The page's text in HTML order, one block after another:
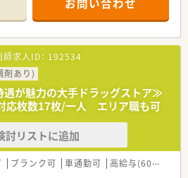
よりますが、経験の少ない方でも500万前
水準！
、豊富な社内研修や外部組織と連携した研
だからこそ活躍できるキャリアパスが多
ます。
アマネジャーや営業部長等のマネジメン
ます。
性を活かせるスペシャリストを目指すこ
門や商品部門等の本社スタッフなど活動領
増加しており、在宅医療へもしっかりと関
求人ID： 192534
剤あり)
が魅力の大手ドラッグストア≫
枚数17枚/一人 エリア職も可
討リストに追加
ブランク可 車通勤可 高給与(600万円以上)